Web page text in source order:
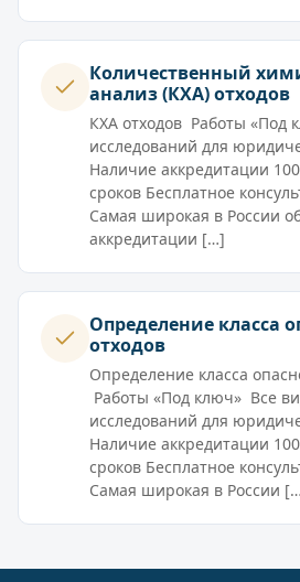
Количественный
анализ (КХА) отходов
КХА отходов Работы «Под
исследований для
Наличие аккредитации
сроков Бесплатное
Самая широкая в России
аккредитации […]
Определение класса
отходов
Определение класса
Работы «Под ключ» Все
исследований для
Наличие аккредитации
сроков Бесплатное
Самая широкая в России